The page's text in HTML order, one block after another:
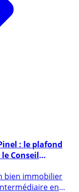
Conseil